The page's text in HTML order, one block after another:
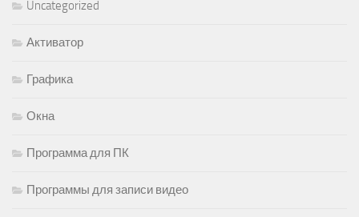
Uncategorized
Активатор
Графика
Окна
Программа для ПК
Программы для записи видео